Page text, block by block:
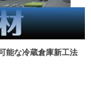
能な冷蔵倉庫新工法